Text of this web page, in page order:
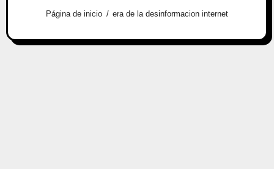
Página de inicio era de la desinformacion internet